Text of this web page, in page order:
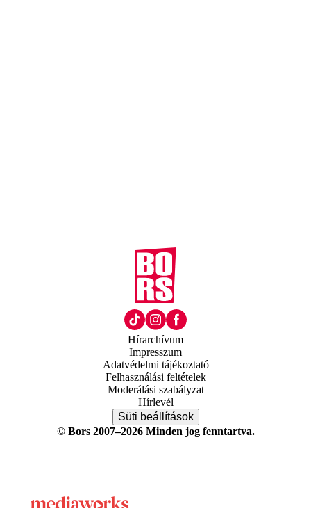
Hírarchívum
Impresszum
Adatvédelmi tájékoztató
Felhasználási feltételek
Moderálási szabályzat
Hírlevél
Süti beállítások
© Bors 2007–2026 Minden jog fenntartva.